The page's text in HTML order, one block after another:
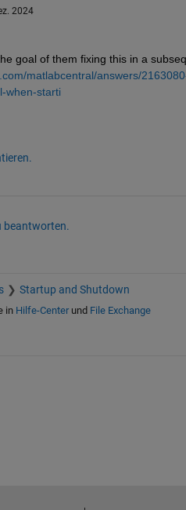
2024
goal of them fixing this in a
matlabcentral/answers/
when-starti
beantworten.
Startup and Shutdown
in Hilfe-Centerund File Exchange